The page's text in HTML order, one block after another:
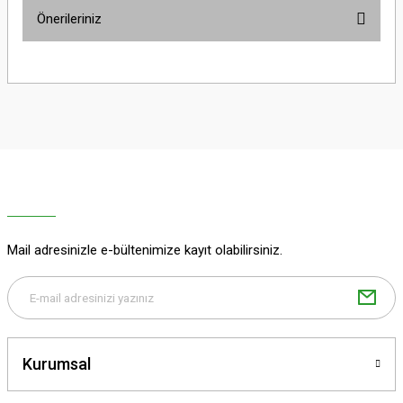
Önerileriniz
yetersiz gördüğünüz noktaları öneri formunu kullanarak tarafımıza
Bu ürüne benzer farklı alternatifler olmalı.
Mail adresinizle e-bültenimize kayıt olabilirsiniz.
Kurumsal